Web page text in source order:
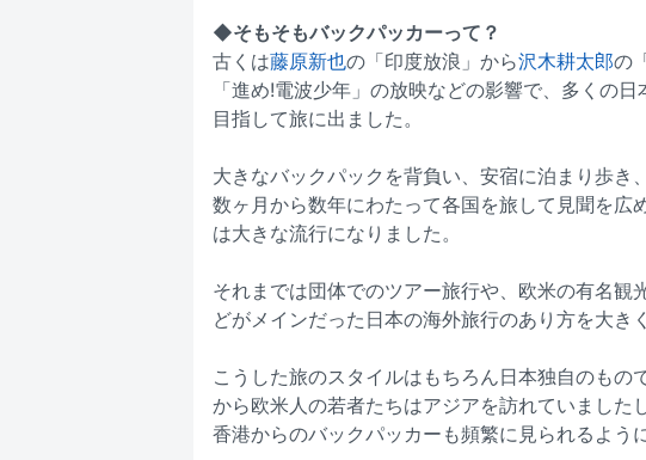
◆そもそもバックパッカーって？
古くは藤原新也の「印度放浪」から沢木耕太郎の
「進め!電波少年」の放映などの影響で、多くの
目指して旅に出ました。
大きなバックパックを背負い、安宿に泊まり歩き
数ヶ月から数年にわたって各国を旅して見聞を広
は大きな流行になりました。
それまでは団体でのツアー旅行や、欧米の有名観
どがメインだった日本の海外旅行のあり方を大き
こうした旅のスタイルはもちろん日本独自のも
から欧米人の若者たちはアジアを訪れていました
香港からのバックパッカーも頻繁に見られるよう